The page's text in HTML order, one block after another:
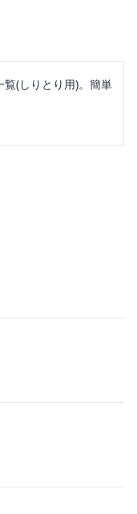
覧(しりとり用)。簡単